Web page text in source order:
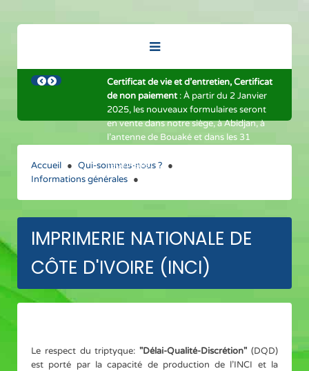
Certificat de vie et d'entretien, Certificat
de non paiement: À partir du 2 Janvier
2025, les nouveaux formulaires seront
en vente dans notre siège, à Abidjan, à
l'antenne de Bouaké et dans les 31
régionales.
Accueil
Qui-sommes-nous ?
Informations générales
IMPRIMERIE NATIONALE DE
CÔTE D'IVOIRE (INCI)
Le respect du triptyque: "Délai-Qualité-Discrétion" (DQD)
est porté par la capacité de production de l’INCI et la